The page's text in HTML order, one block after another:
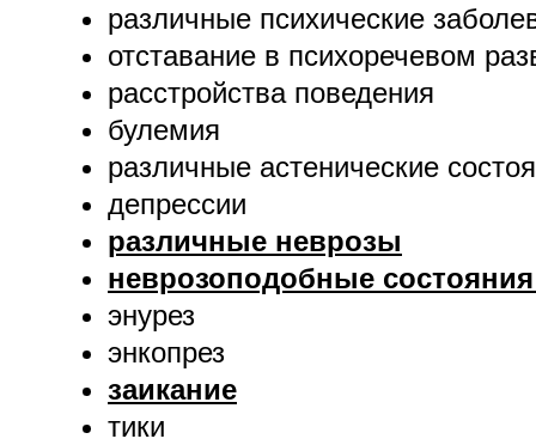
различные психические
отставание в психоречевом
расстройства поведения
булемия
различные астенические
депрессии
различные неврозы
неврозоподобные состояния
энурез
энкопрез
заикание
тики